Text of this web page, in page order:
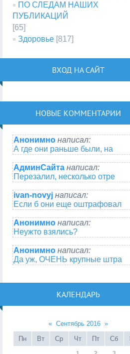
ПО СЛЕДАМ НАШИХ
ПУБЛИКАЦИЙ
[65]
Здоровье [817]
ВХОД НА САЙТ
НОВЫЕ КОММЕНТАРИИ
Анонимно написал:
А где они раньше были, на
АдминСайта написал:
Перезалил, несколько отре
ivan-novyj написал:
Если б они еще оштрафовал
Анонимно написал:
Неужто взялись?
Анонимно написал:
Да уж, ОЧЕНЬ крупные штра
КАЛЕНДАРЬ
« Сентябрь 2016 »
Пн
Вт Ср Чт Пт Сб